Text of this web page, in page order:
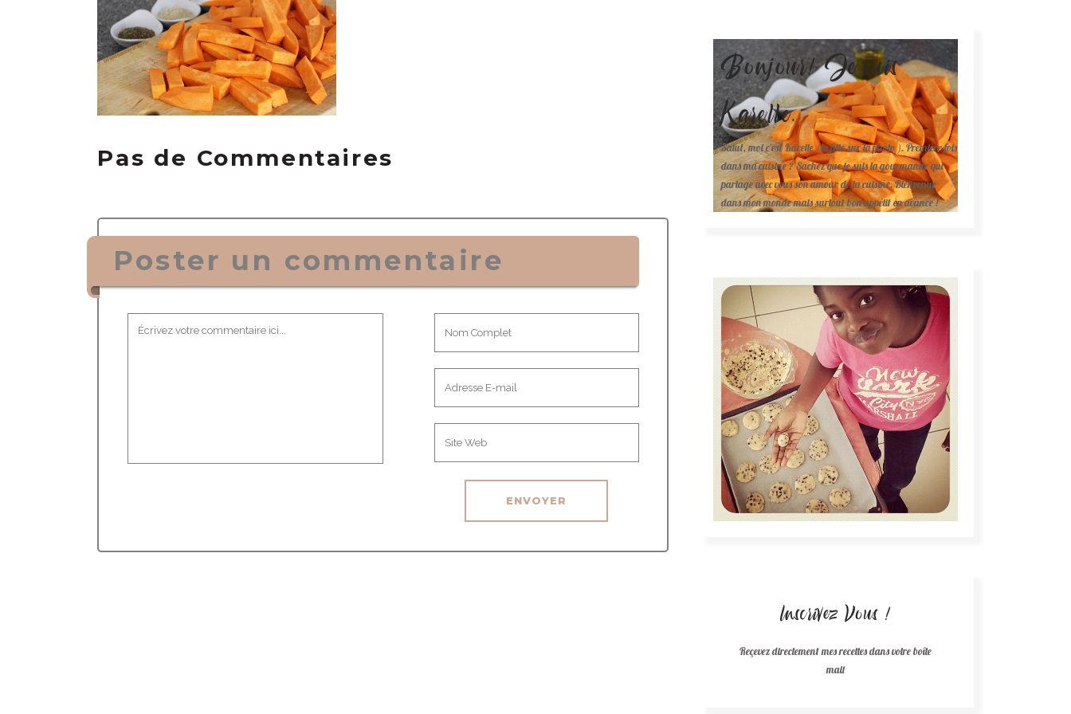
Pas de Commentaires
Poster un commentaire
Bonjour! Je suis
Karelle.
Salut, moi c'est Karelle (la fille sur la photo ). Première fois
dans ma cuisine ? Sachez que je suis la gourmande qui
partage avec vous son amour de la cuisine. Bienvenue
dans mon monde mais surtout bon appétit en avance !
Inscrivez Vous !
Reçevez directement mes recettes dans votre boîte
mail